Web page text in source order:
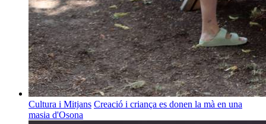
Cultura i Mitjans Creació i criança es donen la mà en una
masia d'Osona